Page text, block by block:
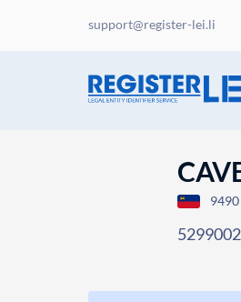
support@register-lei.li